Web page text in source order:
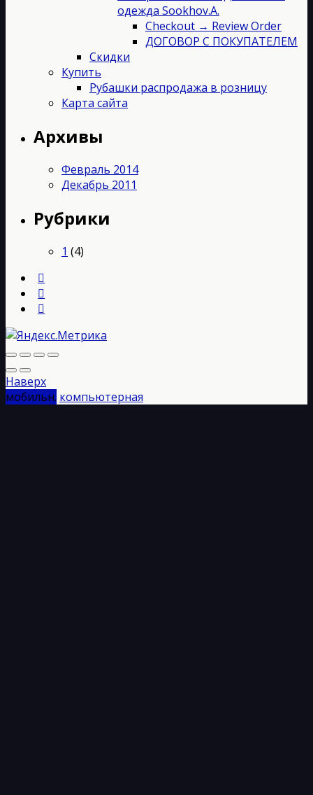
одежда Sookhov.A.
Checkout → Review Order
ДОГОВОР С ПОКУПАТЕЛЕМ
Скидки
Купить
Рубашки распродажа в розницу
Карта сайта
Архивы
Февраль 2014
Декабрь 2011
Рубрики
1 (4)
Наверх
мобильн. компьютерная